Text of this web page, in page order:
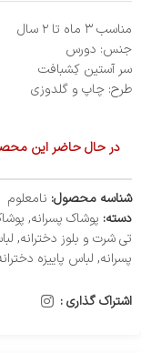
مناسب ۳ ماه تا ۲ سال
جنس: دورس
سر آستین کِشبافت
طرح: چاپ و گلدوزی
در حال حاضر این
شناسه محصول: نامعلوم
دسته: پوشاک پسرانه,
تی شرت و بلوز دخترانه,
پسرانه, لباس پاییزه
اشتراک گذاری :